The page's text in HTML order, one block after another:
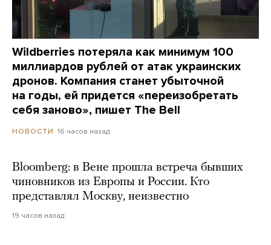
Wildberries потеряла как минимум 100
миллиардов рублей от атак украинских
дронов. Компания станет убыточной
на годы, ей придется «переизобретать
себя заново», пишет The Bell
НОВОСТИ 16 часов назад
Bloomberg: в Вене прошла встреча бывших
чиновников из Европы и России. Кто
представлял Москву, неизвестно
19 часов назад